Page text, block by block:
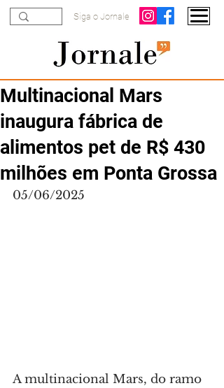
Siga o Jornale
Multinacional Mars
inaugura fábrica de
alimentos pet de R$ 430
milhões em Ponta Grossa
05/06/2025
A multinacional Mars, do ramo